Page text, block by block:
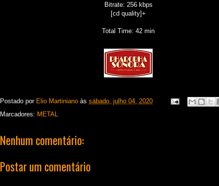
Bitrate: 256 kbps
[cd quality]+
Total Time: 42 min
Postado por Elio Martiniano às sábado, julho 04, 2020
Marcadores: METAL
Nenhum comentário:
Postar um comentário